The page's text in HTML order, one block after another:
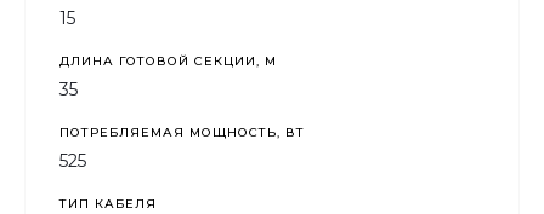
15
ДЛИНА ГОТОВОЙ СЕКЦИИ, М
35
ПОТРЕБЛЯЕМАЯ МОЩНОСТЬ, ВТ
525
ТИП КАБЕЛЯ